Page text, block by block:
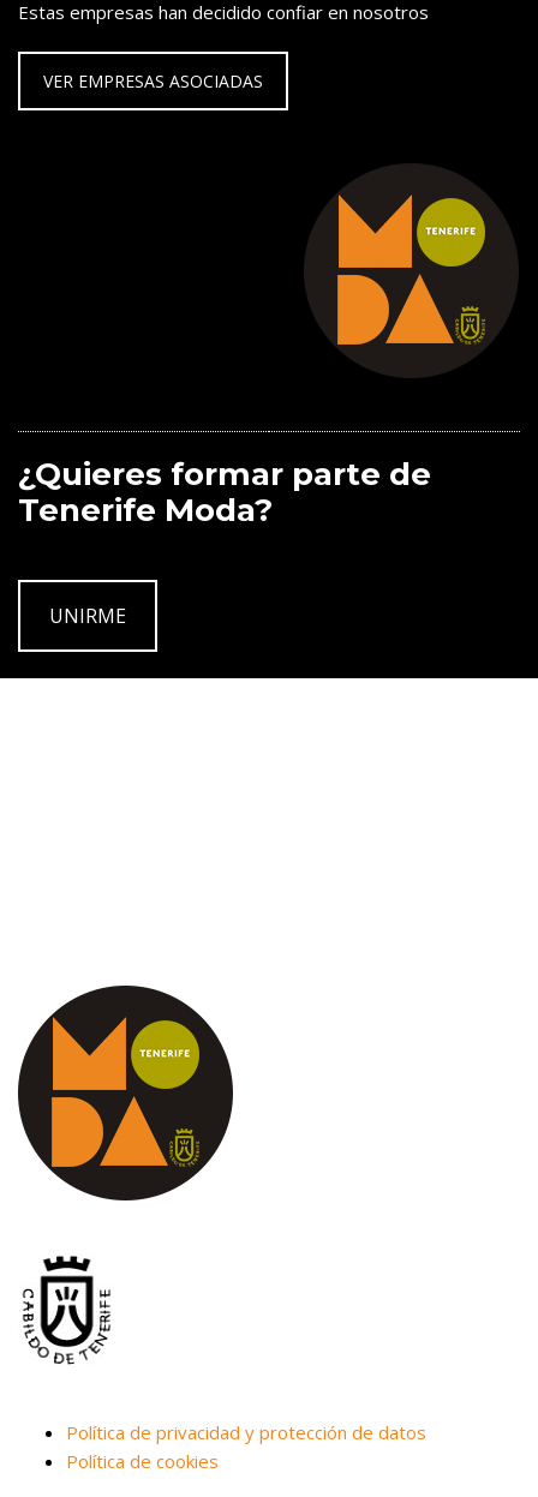
Estas empresas han decidido confiar en nosotros
VER EMPRESAS ASOCIADAS
¿Quieres formar parte de
Tenerife Moda?
UNIRME
Política de privacidad y protección de datos
Política de cookies